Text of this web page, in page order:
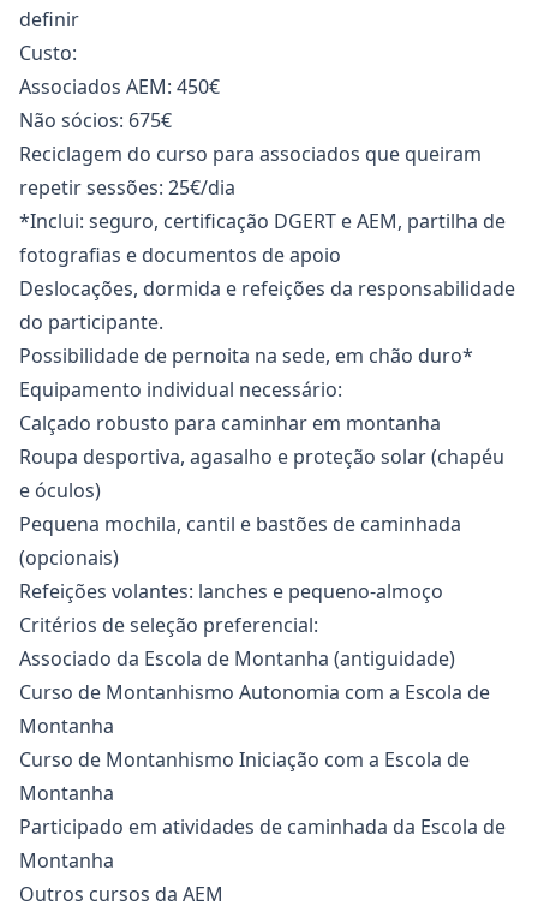
definir
Custo:
Associados AEM: 450€
Não sócios: 675€
Reciclagem do curso para associados que queiram
repetir sessões: 25€/dia
*Inclui: seguro, certificação DGERT e AEM, partilha de
fotografias e documentos de apoio
Deslocações, dormida e refeições da responsabilidade
do participante.
Possibilidade de pernoita na sede, em chão duro*
Equipamento individual necessário:
Calçado robusto para caminhar em montanha
Roupa desportiva, agasalho e proteção solar (chapéu
e óculos)
Pequena mochila, cantil e bastões de caminhada
(opcionais)
Refeições volantes: lanches e pequeno-almoço
Critérios de seleção preferencial:
Associado da Escola de Montanha (antiguidade)
Curso de Montanhismo Autonomia com a Escola de
Montanha
Curso de Montanhismo Iniciação com a Escola de
Montanha
Participado em atividades de caminhada da Escola de
Montanha
Outros cursos da AEM